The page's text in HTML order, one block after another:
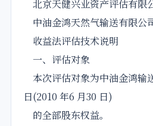
北京天健兴业资产评估有限
中油金鸿天然气输送有限公
收益法评估技术说明
一、评估对象
本次评估对象为中油金鸿输
日(2010 年6 月30 日)
的全部股东权益。